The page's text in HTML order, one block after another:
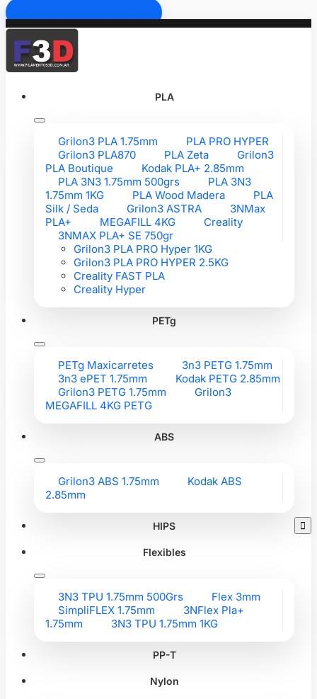
PLA
Grilon3 PLA 1.75mm
PLA PRO HYPER
Grilon3 PLA870
PLA Zeta
Grilon3
PLA Boutique
Kodak PLA+ 2.85mm
PLA 3N3 1.75mm 500grs
PLA 3N3
1.75mm 1KG
PLA Wood Madera
PLA
Silk / Seda
Grilon3 ASTRA
3NMax
PLA+
MEGAFILL 4KG
Creality
3NMAX PLA+ SE 750gr
Grilon3 PLA PRO Hyper 1KG
Grilon3 PLA PRO HYPER 2.5KG
Creality FAST PLA
Creality Hyper
PETg
PETg Maxicarretes
3n3 PETG 1.75mm
3n3 ePET 1.75mm
Kodak PETG 2.85mm
Grilon3 PETG 1.75mm
Grilon3
MEGAFILL 4KG PETG
ABS
Grilon3 ABS 1.75mm
Kodak ABS
2.85mm
HIPS
Flexibles
3N3 TPU 1.75mm 500Grs
Flex 3mm
SimpliFLEX 1.75mm
3NFlex Pla+
1.75mm
3N3 TPU 1.75mm 1KG
PP-T
Nylon
